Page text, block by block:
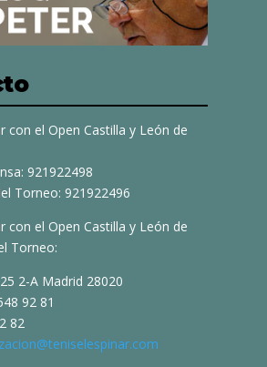
con el Open Castilla y León de
921922498
Torneo: 921922496
con el Open Castilla y León de
Torneo:
2-A Madrid 28020
92 81
82